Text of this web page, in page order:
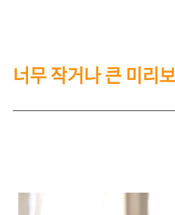
너무 작거나 큰 미리